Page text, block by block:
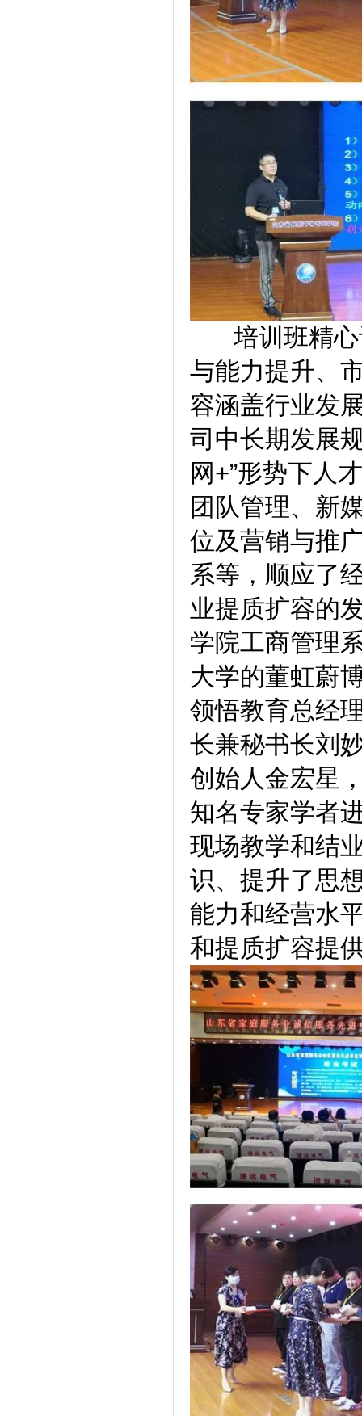
培训班精心
与能力提升、
容涵盖行业发
司中长期发展
网+”形势下人
团队管理、新
位及营销与推
系等，顺应了
业提质扩容的
学院工商管理
大学的董虹蔚
领悟教育总经
长兼秘书长刘
创始人金宏星
知名专家学者
现场教学和结
识、提升了思
能力和经营水
和提质扩容提